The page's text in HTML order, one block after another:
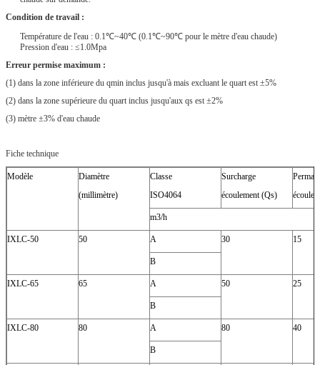
Condition de travail :
Température de l'eau : 0.1℃~40℃ (0.1℃~90℃ pour le mètre d'eau chaude)
Pression d'eau : ≤1.0Mpa
Erreur permise maximum :
(1) dans la zone inférieure du qmin inclus jusqu'à mais excluant le quart est ±5%
(2) dans la zone supérieure du quart inclus jusqu'aux qs est ±2%
(3) mètre ±3% d'eau chaude
Fiche technique
Modèle
Diamètre
(millimètre)
Classe
ISO4064
Surcharge
écoulement (Qs)
m3/h
IXLC-50 50 A 30 15
B
IXLC-65 65 A 50 25
B
IXLC-80 80 A 80 40
B